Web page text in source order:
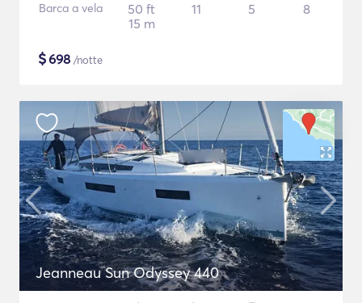
Barca a vela
50 ft
15 m
11 5 8
$698 /notte
Jeanneau Sun Odyssey 440